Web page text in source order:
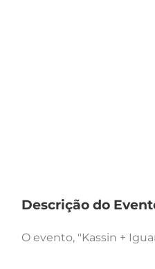
Descrição do
O evento, "Kassin +